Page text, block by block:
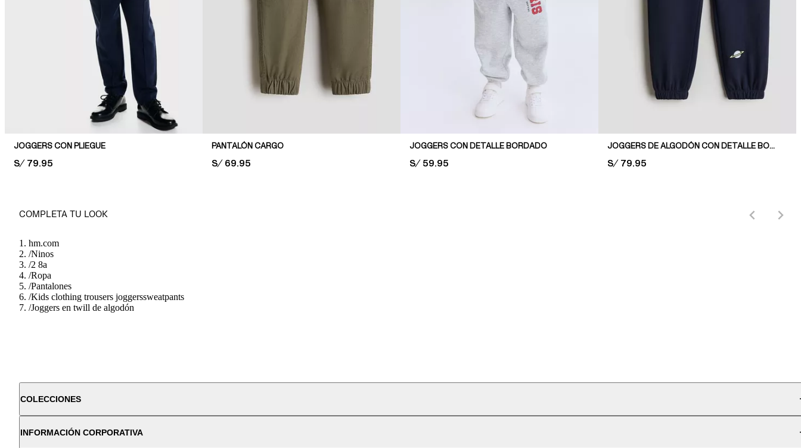
JOGGERS CON PLIEGUE
PRICE:
S/ 79.95
PANTALÓN CARGO
PRICE:
S/ 69.95
JOGGERS CON DETALLE BORDADO
PRICE:
S/ 59.95
JOGGERS DE ALGODÓN CON DETALLE BORDADO
PRICE:
S/ 79.95
COMPLETA TU LOOK
hm.com
/Ninos
/2 8a
/Ropa
/Pantalones
/Kids clothing trousers joggerssweatpants
/Joggers en twill de algodón
COLECCIONES
INFORMACIÓN CORPORATIVA